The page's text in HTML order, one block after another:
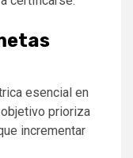
esencial en
prioriza
incrementar